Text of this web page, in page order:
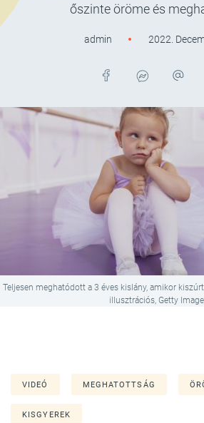
őszinte öröme és
admin 2022.
Teljesen meghatódott a 3 éves kislány, amikor
illusztrációs, Getty
VIDEÓ MEGHATOTTSÁG
KISGYEREK